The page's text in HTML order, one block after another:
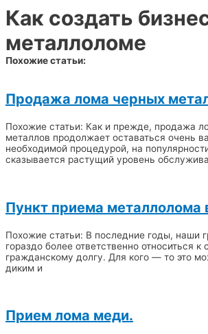
Как создать
металлоломе
Похожие статьи:
Продажа лома черных
Похожие статьи: Как и прежде, продажа
металлов продолжает оставаться очень
необходимой процедурой, на
сказывается растущий уровень
Пункт приема металлолома
Похожие статьи: В последние годы, наши
гораздо более ответственно относиться к
гражданскому долгу. Для кого — то это
диким и
Прием лома меди.